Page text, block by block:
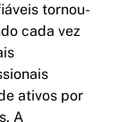
tornou-
cada vez
ativos por
A